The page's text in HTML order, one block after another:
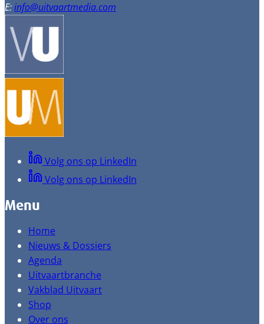
E:info@uitvaartmedia.com
Volg ons op LinkedIn
Volg ons op LinkedIn
Menu
Home
Nieuws & Dossiers
Agenda
Uitvaartbranche
Vakblad Uitvaart
Shop
Over ons